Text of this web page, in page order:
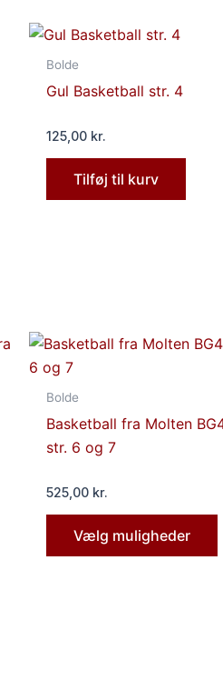
Bolde
Gul Basketball str. 4
125,00 kr.
Tilføj til kurv
Bolde
Basketball fra Molten
str. 6 og 7
525,00 kr.
Vælg muligheder